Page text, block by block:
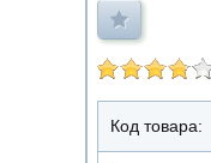
Код товара: